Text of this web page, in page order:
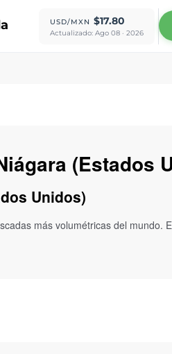
USD/MXN $17.80
Actualizado: Ago 08 · 2026
(Estados
Unidos)
más volumétricas del mundo.